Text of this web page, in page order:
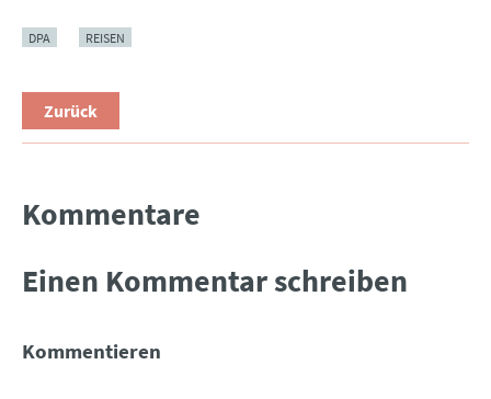
DPA REISEN
Zurück
Kommentare
Einen Kommentar schreiben
Kommentieren